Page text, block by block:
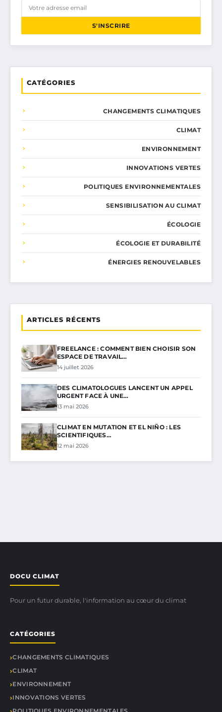
S'INSCRIRE
CATÉGORIES
CHANGEMENTS CLIMATIQUES
CLIMAT
ENVIRONNEMENT
INNOVATIONS VERTES
POLITIQUES ENVIRONNEMENTALES
SENSIBILISATION AU CLIMAT
ÉCOLOGIE
ÉCOLOGIE ET DURABILITÉ
ÉNERGIES RENOUVELABLES
ARTICLES RÉCENTS
FREELANCE : COMMENT BIEN CHOISIR SON
ESPACE DE TRAVAIL…
14 juillet 2026
DES CLIMATOLOGUES LANCENT UN APPEL
URGENT FACE À UNE…
13 mai 2026
CLIMAT EN MUTATION ET EL NIÑO : LES
SCIENTIFIQUES…
12 mai 2026
DOCU CLIMAT
Pour un futur durable, l'information au cœur du climat
CATÉGORIES
CHANGEMENTS CLIMATIQUES
CLIMAT
ENVIRONNEMENT
INNOVATIONS VERTES